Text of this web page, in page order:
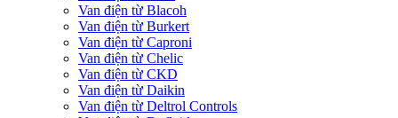
Van điện từ Blacoh
Van điện từ Burkert
Van điện từ Caproni
Van điện từ Chelic
Van điện từ CKD
Van điện từ Daikin
Van điện từ Deltrol Controls